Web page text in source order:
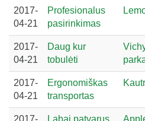
2017-
04-21
Profesionalus
pasirinkimas
2017-
04-21
Daug kur
tobulėti
2017-
04-21
Ergonomiškas
transportas
2017-
Labai patvarus